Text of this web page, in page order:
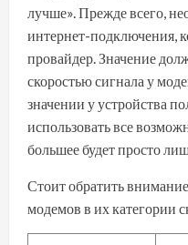
лучше». Прежде всего,
интернет-подключения,
провайдер. Значение
скоростью сигнала у
значении у устройства
использовать все
большее будет просто
Стоит обратить
модемов в их категории